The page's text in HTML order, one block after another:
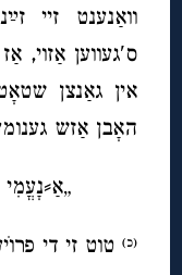
וואַנענט זיי
ס′געווען אַזוי,
אין גאַנצן
האָבן אַזש
(כ) טוט זי די